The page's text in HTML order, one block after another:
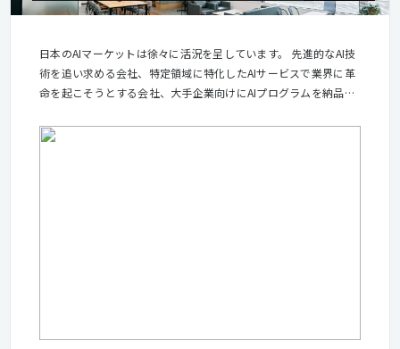
日本のAIマーケットは徐々に活況を呈しています。 先進的なAI技
術を追い求める会社、特定領域に特化したAIサービスで業界に革
命を起こそうとする会社、大手企業向けにAIプログラムを納品す
システム環境を提供する会社．．．様々な企業が、思い思いのス